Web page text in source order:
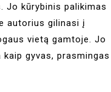
Jo kūrybinis palikimas
autorius gilinasi į
vietą gamtoje. Jo
gyvas, prasmingas